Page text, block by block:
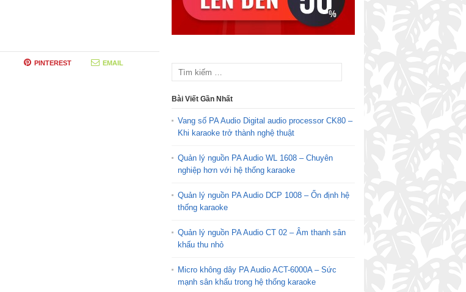
PINTEREST EMAIL
Bài Viết Gần Nhất
Vang số PA Audio Digital audio processor CK80 –
Khi karaoke trở thành nghệ thuật
Quản lý nguồn PA Audio WL 1608 – Chuyên
nghiệp hơn với hệ thống karaoke
Quản lý nguồn PA Audio DCP 1008 – Ổn định hệ
thống karaoke
Quản lý nguồn PA Audio CT 02 – Âm thanh sân
khấu thu nhỏ
Micro không dây PA Audio ACT-6000A – Sức
mạnh sân khấu trong hệ thống karaoke